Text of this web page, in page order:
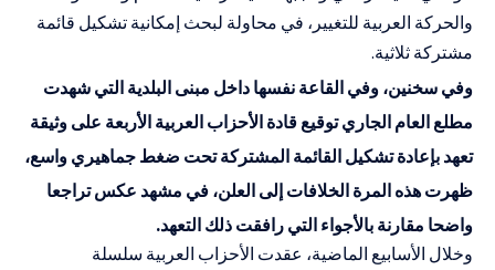
والحركة العربية للتغيير، في محاولة لبحث إمكانية تشكيل قائمة
مشتركة ثلاثية.
وفي سخنين، وفي القاعة نفسها داخل مبنى البلدية التي شهدت
مطلع العام الجاري توقيع قادة الأحزاب العربية الأربعة على وثيقة
تعهد بإعادة تشكيل القائمة المشتركة تحت ضغط جماهيري واسع،
ظهرت هذه المرة الخلافات إلى العلن، في مشهد عكس تراجعا
واضحا مقارنة بالأجواء التي رافقت ذلك التعهد.
وخلال الأسابيع الماضية، عقدت الأحزاب العربية سلسلة